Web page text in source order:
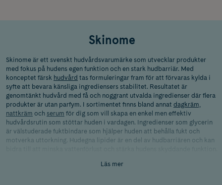
Skinome
Skinome är ett svenskt hudvårdsvarumärke som utvecklar produkter
med fokus på hudens egen funktion och en stark hudbarriär. Med
konceptet färsk hudvård tas formuleringar fram för att förvaras kylda i
syfte att bevara känsliga ingrediensers stabilitet. Resultatet är
genomtänkt hudvård med få och noggrant utvalda ingredienser där flera
produkter är utan parfym. I sortimentet finns bland annat dagkräm,
nattkräm och serum för dig som vill skapa en enkel men effektiv
hudvårdsrutin som stöttar huden i vardagen. Ingredienser som glycerin
är välstuderade fuktbindare som hjälper huden att behålla fukt och
motverka uttorkning. Hudegna lipider är en del av hudbarriären och kan
känslig hud. För dig som vill ge huden rätt förutsättningar utan att
Läs mer